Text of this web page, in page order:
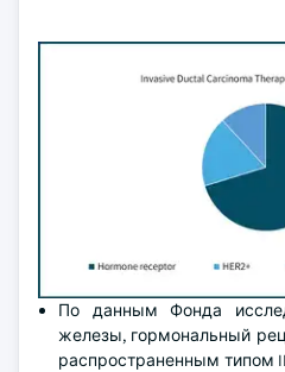
По данным Фонда
железы, гормональный
распространенным типом